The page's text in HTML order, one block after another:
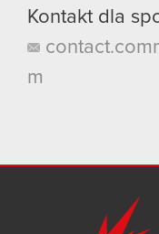
Kontakt dla
m